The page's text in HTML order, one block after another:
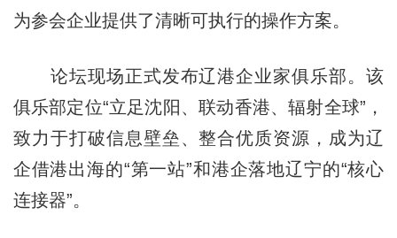
为参会企业提供了清晰可执行的操作方案。
论坛现场正式发布辽港企业家俱乐部。该
俱乐部定位“立足沈阳、联动香港、辐射全球”，
致力于打破信息壁垒、整合优质资源，成为辽
企借港出海的“第一站”和港企落地辽宁的“核心
连接器”。